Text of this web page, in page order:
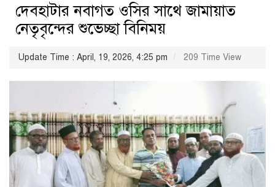
দেবহাটার নবাগত ওসির সাথে জামায়াত
নেতৃবৃন্দের শুভেচ্ছা বিনিময়
Update Time : April, 19, 2026, 4:25 pm 209 Time View